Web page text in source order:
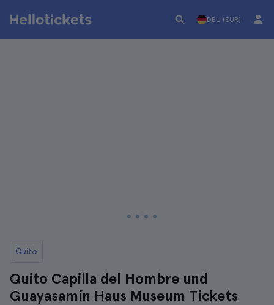
DEU (EUR)
Quito
Quito Capilla del Hombre und
Guayasamín Haus Museum Tickets